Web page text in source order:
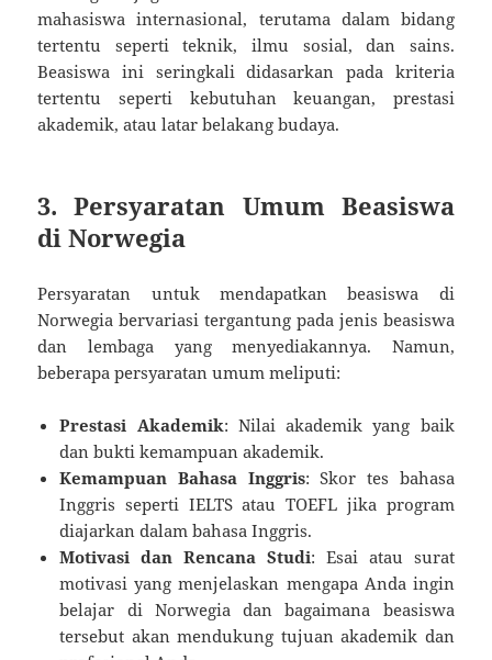
mahasiswa internasional, terutama dalam bidang
tertentu seperti teknik, ilmu sosial, dan sains.
Beasiswa ini seringkali didasarkan pada kriteria
tertentu seperti kebutuhan keuangan, prestasi
akademik, atau latar belakang budaya.
3. Persyaratan Umum Beasiswa
di Norwegia
Persyaratan untuk mendapatkan beasiswa di
Norwegia bervariasi tergantung pada jenis beasiswa
dan lembaga yang menyediakannya. Namun,
beberapa persyaratan umum meliputi:
Prestasi Akademik: Nilai akademik yang baik
dan bukti kemampuan akademik.
Kemampuan Bahasa Inggris: Skor tes bahasa
Inggris seperti IELTS atau TOEFL jika program
diajarkan dalam bahasa Inggris.
Motivasi dan Rencana Studi: Esai atau surat
motivasi yang menjelaskan mengapa Anda ingin
belajar di Norwegia dan bagaimana beasiswa
tersebut akan mendukung tujuan akademik dan